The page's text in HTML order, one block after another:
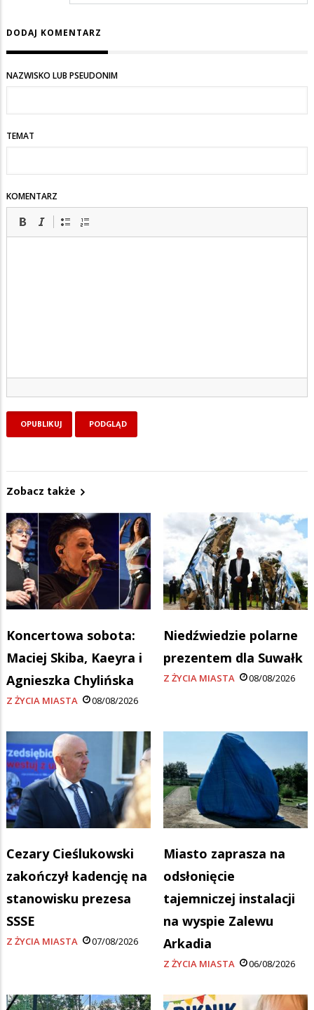
DODAJ KOMENTARZ
NAZWISKO LUB PSEUDONIM
TEMAT
KOMENTARZ
Zobacz także
Koncertowa sobota:
Maciej Skiba, Kaeyra i
Agnieszka Chylińska
Z ŻYCIA MIASTA 08/08/2026
Niedźwiedzie polarne
prezentem dla Suwałk
Z ŻYCIA MIASTA 08/08/2026
Cezary Cieślukowski
zakończył kadencję na
stanowisku prezesa
SSSE
Z ŻYCIA MIASTA 07/08/2026
Miasto zaprasza na
odsłonięcie
tajemniczej instalacji
na wyspie Zalewu
Arkadia
Z ŻYCIA MIASTA 06/08/2026